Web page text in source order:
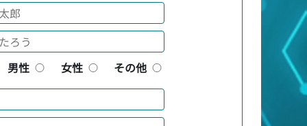
男性 女性 その他